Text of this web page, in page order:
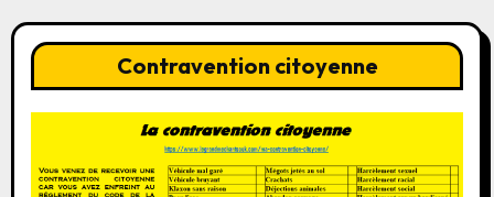
Contravention citoyenne